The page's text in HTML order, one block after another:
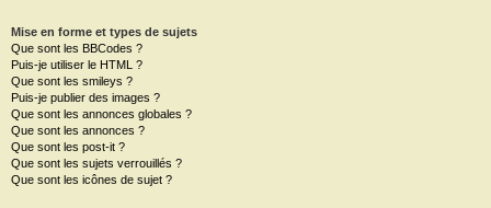
Mise en forme et types de sujets
Que sont les BBCodes ?
Puis-je utiliser le HTML ?
Que sont les smileys ?
Puis-je publier des images ?
Que sont les annonces globales ?
Que sont les annonces ?
Que sont les post-it ?
Que sont les sujets verrouillés ?
Que sont les icônes de sujet ?